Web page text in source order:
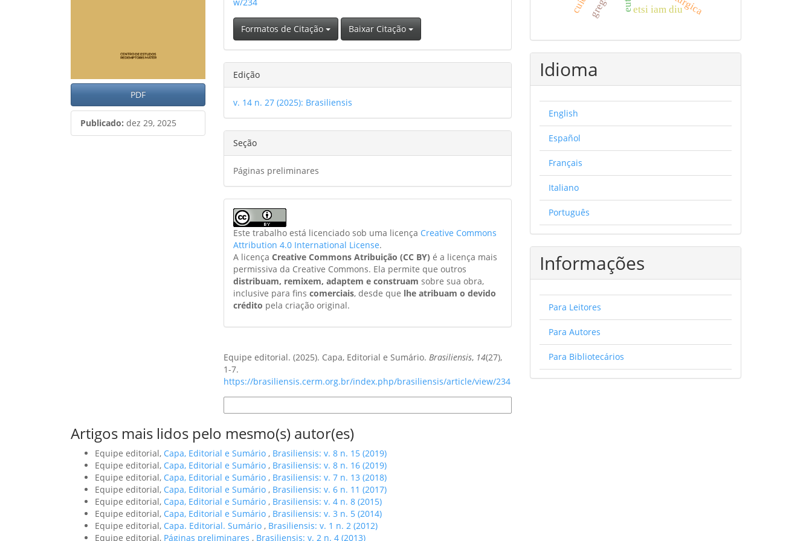
PDF
Publicado: dez 29, 2025
Formatos de Citação Baixar Citação
Edição
v. 14 n. 27 (2025): Brasiliensis
Seção
Páginas preliminares
Este trabalho está licenciado sob uma licença Creative Commons
Attribution 4.0 International License.
A licençaCreative Commons Atribuição (CC BY) é a licença mais
permissiva da Creative Commons. Ela permite que outros
distribuam, remixem, adaptem e construam sobre sua obra,
inclusive para finscomerciais, desde que lhe atribuam o devido
crédito pela criação original.
Equipe editorial. (2025). Capa, Editorial e Sumário.Brasiliensis, 14(27),
1-7.
https://brasiliensis.cerm.org.br/index.php/brasiliensis/article/view/234
Artigos mais lidos pelo mesmo(s) autor(es)
Equipe editorial, Capa, Editorial e Sumário , Brasiliensis: v. 8 n. 15 (2019)
Equipe editorial, Capa, Editorial e Sumário , Brasiliensis: v. 8 n. 16 (2019)
Equipe editorial, Capa, Editorial e Sumário , Brasiliensis: v. 7 n. 13 (2018)
Equipe editorial, Capa, Editorial e Sumário , Brasiliensis: v. 6 n. 11 (2017)
Equipe editorial, Capa, Editorial e Sumário , Brasiliensis: v. 4 n. 8 (2015)
Equipe editorial, Capa, Editorial e Sumário , Brasiliensis: v. 3 n. 5 (2014)
Equipe editorial, Capa. Editorial. Sumário , Brasiliensis: v. 1 n. 2 (2012)
Equipe editorial, Páginas preliminares , Brasiliensis: v. 2 n. 4 (2013)
etsi iam diu
Idioma
English
Español
Français
Italiano
Português
Informações
Para Leitores
Para Autores
Para Bibliotecários